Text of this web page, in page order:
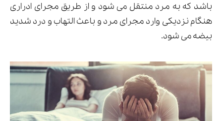
باشد که به مرد منتقل می شود و از طریق مجرای ادراری
هنگام نزدیکی وارد مجرای مرد و باعث التهاب و درد شدید
بیضه می شود.